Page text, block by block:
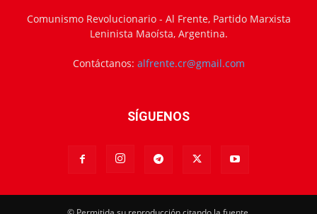
Comunismo Revolucionario - Al Frente, Partido Marxista
Leninista Maoísta, Argentina.
Contáctanos: alfrente.cr@gmail.com
SÍGUENOS